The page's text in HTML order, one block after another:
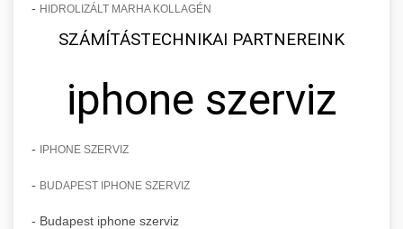
- HIDROLIZÁLT MARHA KOLLAGÉN
SZÁMÍTÁSTECHNIKAI PARTNEREINK
iphone szerviz
- IPHONE SZERVIZ
- BUDAPEST IPHONE SZERVIZ
- Budapest iphone szerviz